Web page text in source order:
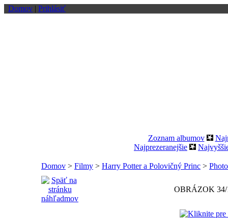
Domov | Prihlásiť
Zoznam albumov
Najprezeranejšie
Domov > Filmy > Harry Potter a Polovičný Princ >
OBRÁZOK 34/